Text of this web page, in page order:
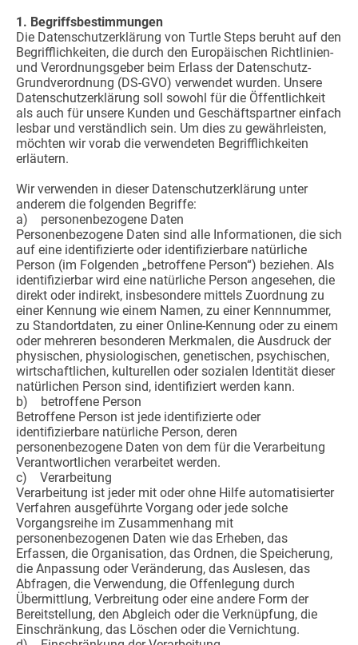
1. Begriffsbestimmungen
Die Datenschutzerklärung von Turtle Steps beruht auf den
Begrifflichkeiten, die durch den Europäischen Richtlinien-
und Verordnungsgeber beim Erlass der Datenschutz-
Grundverordnung (DS-GVO) verwendet wurden. Unsere
Datenschutzerklärung soll sowohl für die Öffentlichkeit
als auch für unsere Kunden und Geschäftspartner einfach
lesbar und verständlich sein. Um dies zu gewährleisten,
möchten wir vorab die verwendeten Begrifflichkeiten
erläutern.
Wir verwenden in dieser Datenschutzerklärung unter
anderem die folgenden Begriffe:
a) personenbezogene Daten
Personenbezogene Daten sind alle Informationen, die sich
auf eine identifizierte oder identifizierbare natürliche
Person (im Folgenden „betroffene Person“) beziehen. Als
identifizierbar wird eine natürliche Person angesehen, die
direkt oder indirekt, insbesondere mittels Zuordnung zu
einer Kennung wie einem Namen, zu einer Kennnummer,
zu Standortdaten, zu einer Online-Kennung oder zu einem
oder mehreren besonderen Merkmalen, die Ausdruck der
physischen, physiologischen, genetischen, psychischen,
wirtschaftlichen, kulturellen oder sozialen Identität dieser
natürlichen Person sind, identifiziert werden kann.
b) betroffene Person
Betroffene Person ist jede identifizierte oder
identifizierbare natürliche Person, deren
personenbezogene Daten von dem für die Verarbeitung
Verantwortlichen verarbeitet werden.
c) Verarbeitung
Verarbeitung ist jeder mit oder ohne Hilfe automatisierter
Verfahren ausgeführte Vorgang oder jede solche
Vorgangsreihe im Zusammenhang mit
personenbezogenen Daten wie das Erheben, das
Erfassen, die Organisation, das Ordnen, die Speicherung,
die Anpassung oder Veränderung, das Auslesen, das
Abfragen, die Verwendung, die Offenlegung durch
Übermittlung, Verbreitung oder eine andere Form der
Bereitstellung, den Abgleich oder die Verknüpfung, die
Einschränkung, das Löschen oder die Vernichtung.